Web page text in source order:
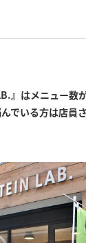
』はメニュー数
でいる方は店員